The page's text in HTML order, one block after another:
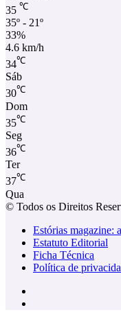
35 ℃
35º - 21º
33%
4.6 km/h
34℃
Sáb
30℃
Dom
35℃
Seg
36℃
Ter
37℃
Qua
© Todos os Direitos
Estórias magazine:
Estatuto Editorial
Ficha Técnica
Política de